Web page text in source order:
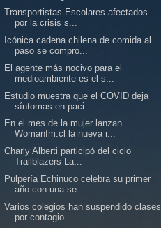
Transportistas Escolares afectados
por la crisis s...
Icónica cadena chilena de comida al
paso se compro...
El agente más nocivo para el
medioambiente es el s...
Estudio muestra que el COVID deja
síntomas en paci...
En el mes de la mujer lanzan
Womanfm.cl la nueva r...
Charly Alberti participó del ciclo
Trailblazers La...
Pulpería Echinuco celebra su primer
año con una se...
Varios colegios han suspendido clases
por contagio...